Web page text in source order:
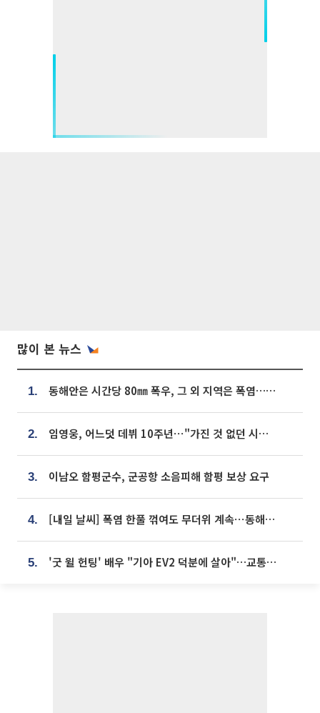
많이 본 뉴스
1. 동해안은 시간당 80㎜ 폭우, 그 외 지역은 폭염…‘극과 극 날씨’
2. 임영웅, 어느덧 데뷔 10주년⋯"가진 것 없던 시절, 내 앞엔 20명의 팬뿐"
3. 이남오 함평군수, 군공항 소음피해 함평 보상 요구
4. [내일 날씨] 폭염 한풀 꺾여도 무더위 계속⋯동해안 이틀 연속 비
5. '굿 윌 헌팅' 배우 "기아 EV2 덕분에 살아"…교통사고 후 안전성 극찬